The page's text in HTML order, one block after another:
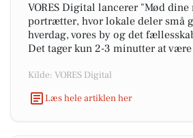
VORES Digital lancerer "Mød
portrætter, hvor lokale deler små
hverdag, vores by og det
Det tager kun 2-3 minutter at
Kilde: VORES Digital
Læs hele artiklen her